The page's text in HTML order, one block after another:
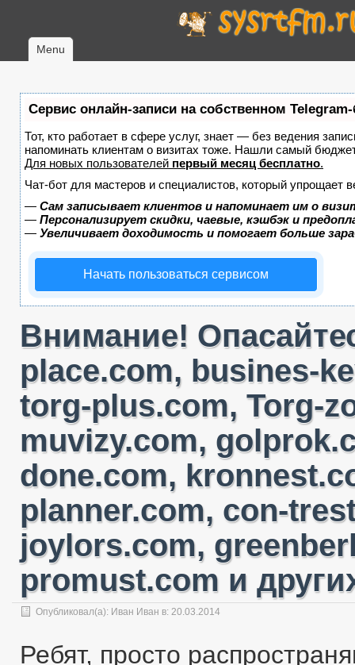
Menu
Сервис онлайн-записи на собственном Telegram-
Тот, кто работает в сфере услуг, знает — без ведения
напоминать клиентам о визитах тоже. Нашли самый
Для новых пользователей первый месяц бесплатно.
Чат-бот для мастеров и специалистов, который упрощает
— Сам записывает клиентов и напоминает им о
— Персонализирует скидки, чаевые, кэшбэк и
— Увеличивает доходимость и помогает больше
Начать пользоваться сервисом
Внимание!
place.com, busines-
torg-plus.com, Torg-
muvizy.com,
done.com,
planner.com, con-
joylors.com,
promust.com и
Опубликовал(а): Иван Иван в: 20.03.2014
Ребят, просто